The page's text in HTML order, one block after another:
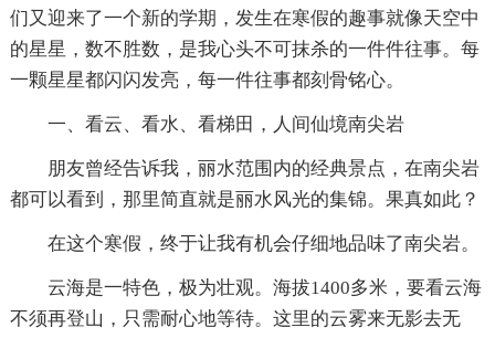
们又迎来了一个新的学期，发生在寒假的趣事就像天空中
的星星，数不胜数，是我心头不可抹杀的一件件往事。每
一颗星星都闪闪发亮，每一件往事都刻骨铭心。
一、看云、看水、看梯田，人间仙境南尖岩
朋友曾经告诉我，丽水范围内的经典景点，在南尖岩
都可以看到，那里简直就是丽水风光的集锦。果真如此？
在这个寒假，终于让我有机会仔细地品味了南尖岩。
云海是一特色，极为壮观。海拔1400多米，要看云海
不须再登山，只需耐心地等待。这里的云雾来无影去无